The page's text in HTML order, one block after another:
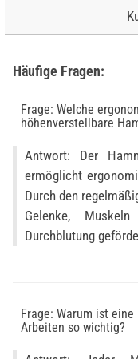
Häufige Fragen:
Frage: Welche
höhenverstellbare
Antwort: Der
ermöglicht
Durch den
Gelenke,
Durchblutung
Frage: Warum ist
Arbeiten so wichtig?